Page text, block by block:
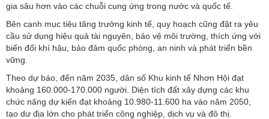
gia sâu hơn vào các chuỗi cung ứng trong nước và quốc tế.
Bên cạnh mục tiêu tăng trưởng kinh tế, quy hoạch cũng đặt ra yêu
cầu sử dụng hiệu quả tài nguyên, bảo vệ môi trường, thích ứng với
biến đổi khí hậu, bảo đảm quốc phòng, an ninh và phát triển bền
vững.
Theo dự báo, đến năm 2035, dân số Khu kinh tế Nhơn Hội đạt
khoảng 160.000-170.000 người. Diện tích đất xây dựng các khu
chức năng dự kiến đạt khoảng 10.980-11.600 ha vào năm 2050,
tạo dư địa lớn cho phát triển công nghiệp, dịch vụ và đô thị.